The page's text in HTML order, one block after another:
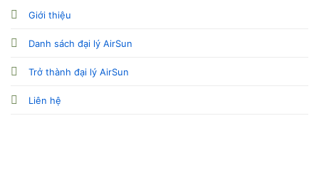
Giới thiệu
Danh sách đại lý AirSun
Trở thành đại lý AirSun
Liên hệ